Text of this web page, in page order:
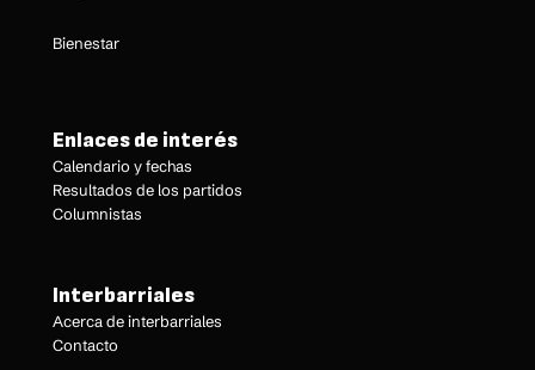
Bienestar
Enlaces de interés
Calendario y fechas
Resultados de los partidos
Columnistas
Interbarriales
Acerca de interbarriales
Contacto